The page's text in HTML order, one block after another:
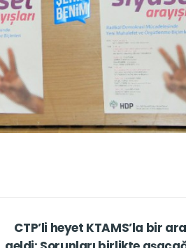
CTP’li heyet KTAMS’la bir